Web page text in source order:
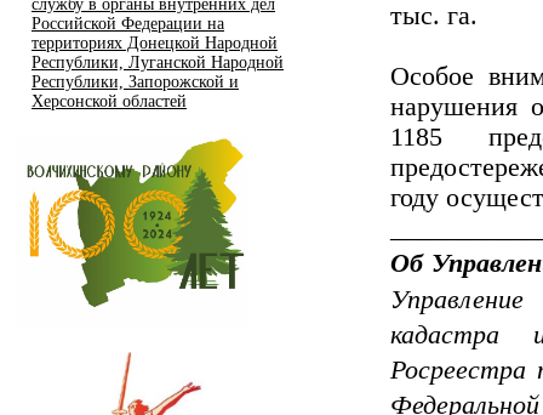
службу в органы внутренних дел
Российской Федерации на
территориях Донецкой Народной
Республики, Луганской Народной
Республики, Запорожской и
Херсонской областей
тыс. га.
Особое
нарушения
1185
году
Об
кадастра
Росреестра